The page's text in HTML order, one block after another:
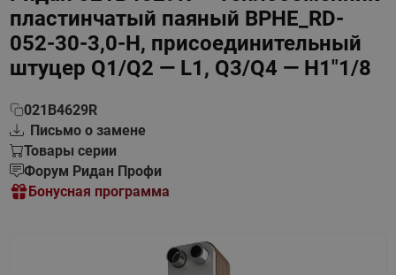
пластинчатый паяный BPHE_RD-
052-30-3,0-H, присоединительный
штуцер Q1/Q2 — L1, Q3/Q4 — H1"1/8
021B4629R
Письмо о замене
Товары серии
Форум Ридан Профи
Бонусная программа